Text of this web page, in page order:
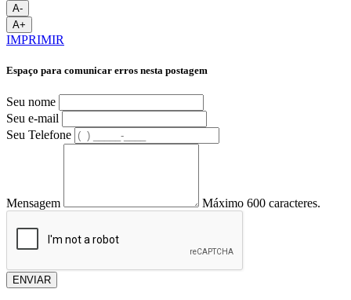
A-
A+
IMPRIMIR
Espaço para comunicar erros nesta postagem
Seu nome
Seu e-mail
Seu Telefone
Mensagem Máximo 600 caracteres.
ENVIAR